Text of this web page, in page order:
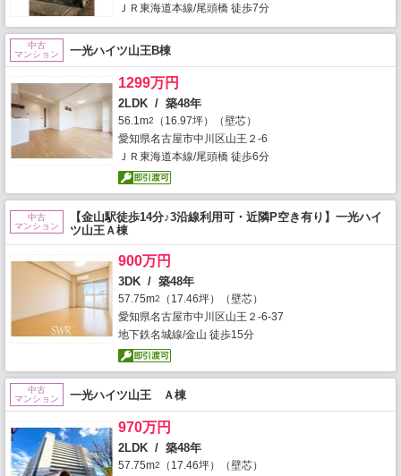
ＪＲ東海道本線/尾頭橋 徒歩7分
中古
マンション
一光ハイツ山王B棟
1299万円
2LDK / 築48年
56.1m2
（16.97坪）（壁芯）
愛知県名古屋市中川区山王２-6
ＪＲ東海道本線/尾頭橋 徒歩6分
中古
マンション
【金山駅徒歩14分♪3沿線利用可・近隣P空き有り】一光ハイ
ツ山王Ａ棟
900万円
3DK / 築48年
57.75m2
（17.46坪）（壁芯）
愛知県名古屋市中川区山王２-6-37
地下鉄名城線/金山 徒歩15分
中古
マンション
一光ハイツ山王 Ａ棟
970万円
2LDK / 築48年
57.75m2 （17.46坪）（壁芯）